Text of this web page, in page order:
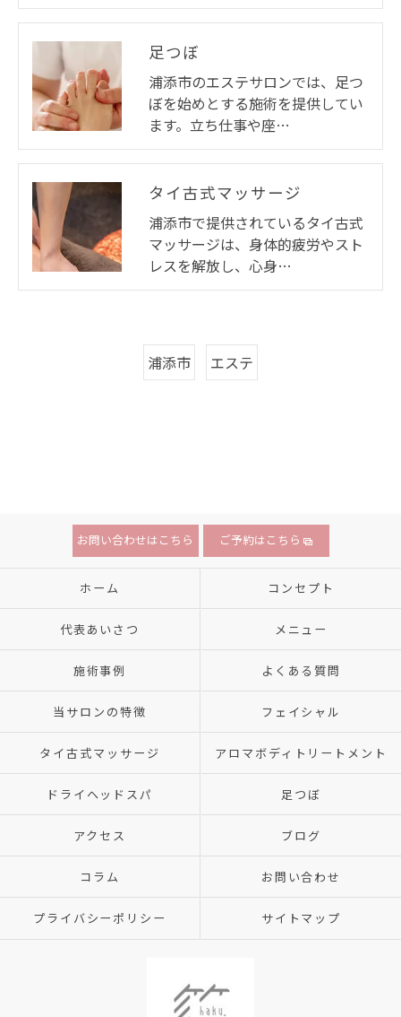
足つぼ
浦添市のエステサロンでは、足つ
ぼを始めとする施術を提供してい
ます。立ち仕事や座…
タイ古式マッサージ
浦添市で提供されているタイ古式
マッサージは、身体的疲労やスト
レスを解放し、心身…
浦添市 エステ
お問い合わせはこちら ご予約はこちら
ホーム コンセプト
代表あいさつ メニュー
施術事例 よくある質問
当サロンの特徴 フェイシャル
タイ古式マッサージ アロマボディトリートメント
ドライヘッドスパ 足つぼ
アクセス ブログ
コラム お問い合わせ
プライバシーポリシー サイトマップ